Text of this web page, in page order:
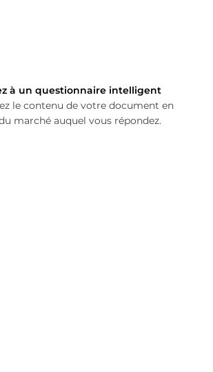
à un questionnaire intelligent
le contenu de votre document en
marché auquel vous répondez.